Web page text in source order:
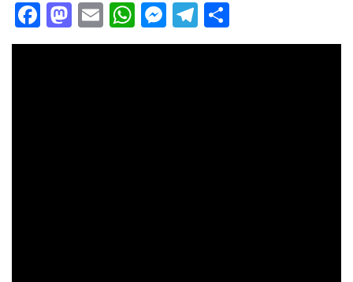
Facebook
Mastodon
EmailWhatsApp
Messenger
Telegram